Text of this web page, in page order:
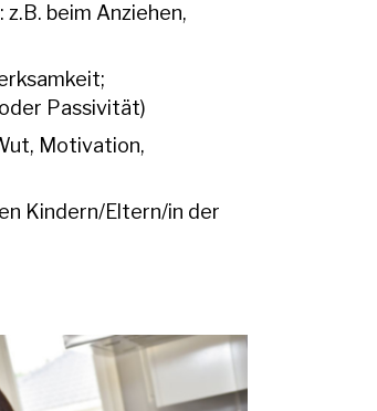
beim Anziehen,
Passivität)
Motivation,
Kindern/Eltern/in der